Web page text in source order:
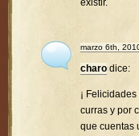
existir.
marzo 6th,
charo dice:
¡
curras y por
que cuentas